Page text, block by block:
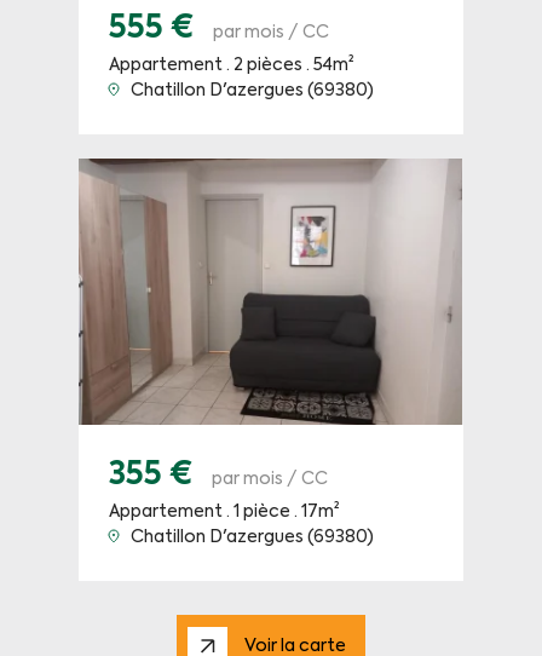
555 €
par mois / CC
Appartement · 2 pièces · 54m²
Chatillon D'azergues (69380)
355 €
par mois / CC
Appartement · 1 pièce · 17m²
Chatillon D'azergues (69380)
Voir la carte